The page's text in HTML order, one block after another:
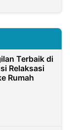
Terbaik di
Relaksasi
Rumah